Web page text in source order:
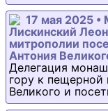
17 мая 2025
Лискинский
митрополии
Антония
Делегация
гору к пещерной
Великого и